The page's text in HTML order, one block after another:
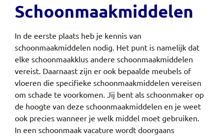
Schoonmaakmiddelen
In de eerste plaats heb je kennis van
schoonmaakmiddelen nodig. Het punt is namelijk dat
elke schoonmaakklus andere schoonmaakmiddelen
vereist. Daarnaast zijn er ook bepaalde meubels of
vloeren die specifieke schoonmaakmiddelen vereisen
om schade te voorkomen. Jij bent als schoonmaker op
de hoogte van deze schoonmaakmiddelen en je weet
ook precies wanneer je welk middel moet gebruiken.
In een schoonmaak vacature wordt doorgaans